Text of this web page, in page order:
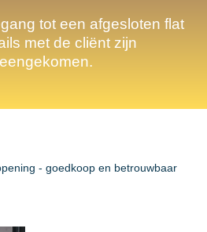
tot een afgesloten flat
met de cliënt zijn
- goedkoop en betrouwbaar